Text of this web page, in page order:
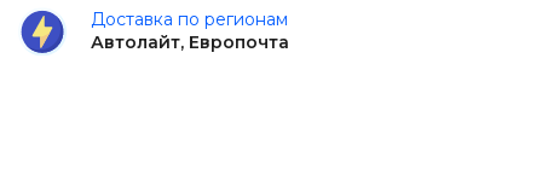
Доставка по регионам
Автолайт, Европочта